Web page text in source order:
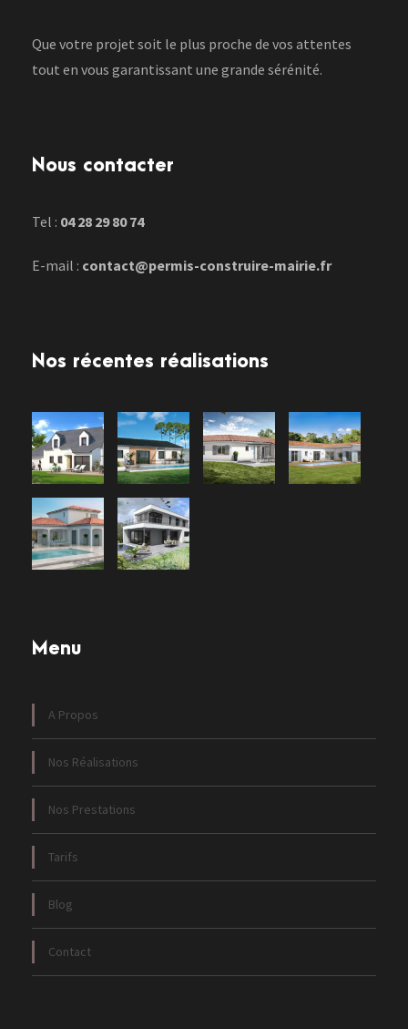
Que votre projet soit le plus proche de vos attentes
tout en vous garantissant une grande sérénité.
Nous contacter
Tel : 04 28 29 80 74
E-mail : contact@permis-construire-mairie.fr
Nos récentes réalisations
Menu
A Propos
Nos Réalisations
Nos Prestations
Tarifs
Blog
Contact